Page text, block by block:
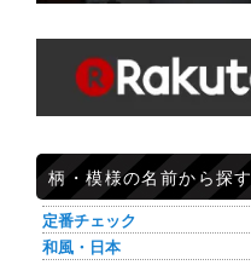
柄・模様の名前から探す
定番チェック
和風・日本